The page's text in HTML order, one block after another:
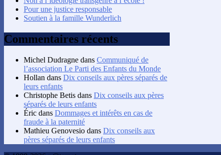
Pour une justice responsable
Soutien à la famille Wunderlich
Commentaires récents
Michel Dudragne dans Communiqué de
l’association Le Parti des Enfants du Monde
Hollan dans Dix conseils aux pères séparés de
leurs enfants
Christophe Betis dans Dix conseils aux pères
séparés de leurs enfants
Éric dans Dommages et intérêts en cas de
fraude à la paternité
Mathieu Genovesio dans Dix conseils aux
pères séparés de leurs enfants